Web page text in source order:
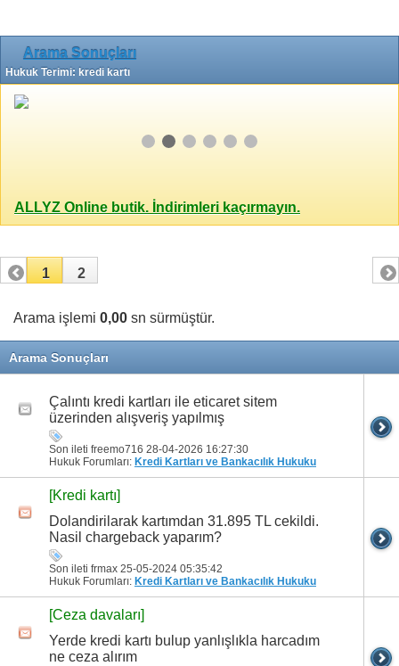
Arama Sonuçları
Hukuk Terimi: kredi kartı
ALLYZ Online butik. İndirimleri kaçırmayın.
1 2
Arama işlemi 0,00 sn sürmüştür.
Arama Sonuçları
Çalıntı kredi kartları ile eticaret sitem
üzerinden alışveriş yapılmış
Son ileti freemo716 28-04-2026 16:27:30
Hukuk Forumları: Kredi Kartları ve Bankacılık Hukuku
[Kredi kartı]
Dolandirilarak kartımdan 31.895 TL cekildi.
Nasil chargeback yaparım?
Son ileti frmax 25-05-2024 05:35:42
Hukuk Forumları: Kredi Kartları ve Bankacılık Hukuku
[Ceza davaları]
Yerde kredi kartı bulup yanlışlıkla harcadım
ne ceza alırım